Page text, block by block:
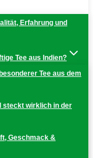
Erfahrung und
Tee aus Indien?
Tee aus dem
steckt wirklich in der
Geschmack &